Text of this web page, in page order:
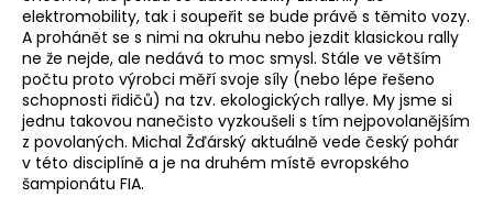
elektromobility, tak i soupeřit se bude právě s těmito vozy.
A prohánět se s nimi na okruhu nebo jezdit klasickou rally
ne že nejde, ale nedává to moc smysl. Stále ve větším
počtu proto výrobci měří svoje síly (nebo lépe řešeno
schopnosti řidičů) na tzv. ekologických rallye. My jsme si
jednu takovou nanečisto vyzkoušeli s tím nejpovolanějším
z povolaných. Michal Žďárský aktuálně vede český pohár
v této disciplíně a je na druhém místě evropského
šampionátu FIA.